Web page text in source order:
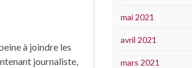
à joindre les
journaliste,
mai 2021
avril 2021
mars 2021